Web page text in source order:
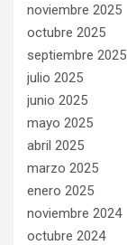
noviembre 2025
octubre 2025
septiembre 2025
julio 2025
junio 2025
mayo 2025
abril 2025
marzo 2025
enero 2025
noviembre 2024
octubre 2024